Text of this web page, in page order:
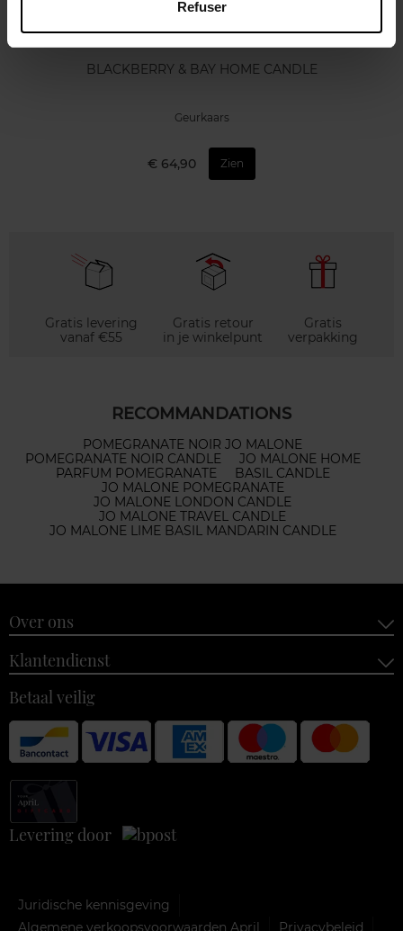
Refuser
JO MALONE LONDON
BLACKBERRY & BAY HOME CANDLE
Geurkaars
€ 64,90 Zien
Gratis levering
vanaf €55
Gratis retour
in je winkelpunt
Gratis
verpakking
RECOMMANDATIONS
POMEGRANATE NOIR JO MALONE
POMEGRANATE NOIR CANDLE
JO MALONE HOME
PARFUM POMEGRANATE
BASIL CANDLE
JO MALONE POMEGRANATE
JO MALONE LONDON CANDLE
JO MALONE TRAVEL CANDLE
JO MALONE LIME BASIL MANDARIN CANDLE
Over ons
Klantendienst
Betaal veilig
Levering door
Juridische kennisgeving
Algemene verkoopsvoorwaarden April
Privacybeleid